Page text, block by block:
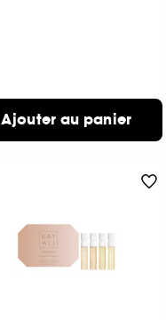
Ajouter au panier